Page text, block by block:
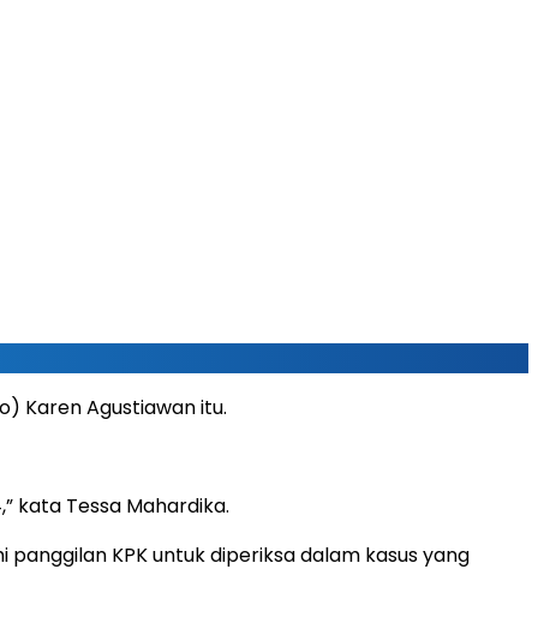
Karen Agustiawan itu.
kata Tessa Mahardika.
KPK untuk diperiksa dalam kasus yang